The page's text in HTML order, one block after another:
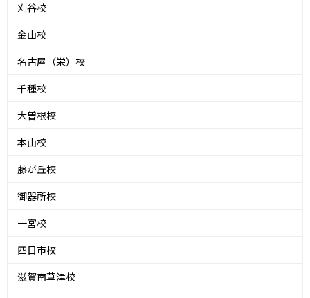
刈谷校
金山校
名古屋（栄）校
千種校
大曽根校
本山校
藤が丘校
御器所校
一宮校
四日市校
滋賀南草津校